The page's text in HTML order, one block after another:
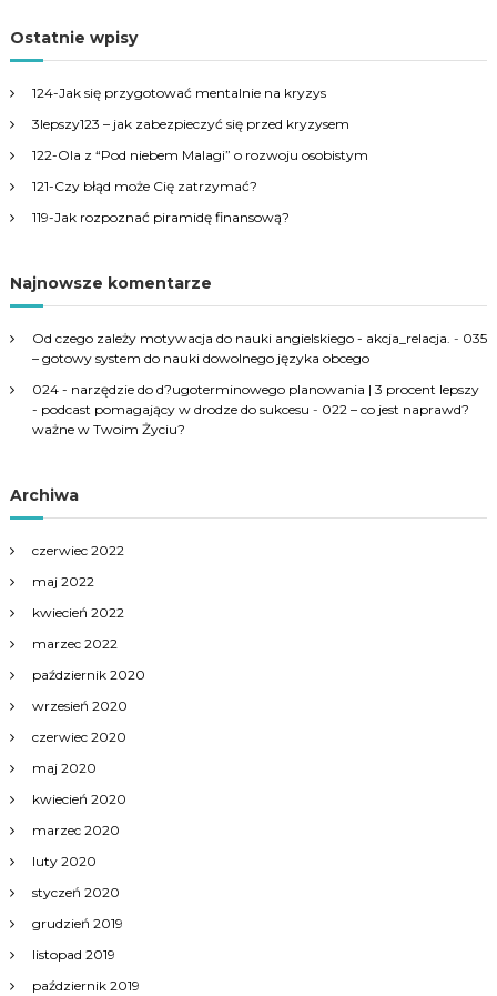
r
c
o
r
Ostatnie wpisy
124-Jak się przygotować mentalnie na kryzys
3lepszy123 – jak zabezpieczyć się przed kryzysem
122-Ola z “Pod niebem Malagi” o rozwoju osobistym
121-Czy błąd może Cię zatrzymać?
119-Jak rozpoznać piramidę finansową?
Najnowsze komentarze
Od czego zależy motywacja do nauki angielskiego - akcja_relacja. - 035
– gotowy system do nauki dowolnego języka obcego
024 - narzędzie do d?ugoterminowego planowania | 3 procent lepszy
- podcast pomagający w drodze do sukcesu - 022 – co jest naprawd?
ważne w Twoim Życiu?
Archiwa
czerwiec 2022
maj 2022
kwiecień 2022
marzec 2022
październik 2020
wrzesień 2020
czerwiec 2020
maj 2020
kwiecień 2020
marzec 2020
luty 2020
styczeń 2020
grudzień 2019
listopad 2019
październik 2019